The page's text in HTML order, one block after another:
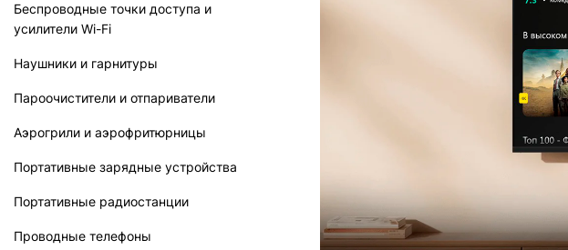
Беспроводные точки доступа и
усилители Wi-Fi
Наушники и гарнитуры
Пароочистители и отпариватели
Аэрогрили и аэрофритюрницы
Портативные зарядные устройства
Портативные радиостанции
Проводные телефоны